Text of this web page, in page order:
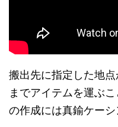
搬出先に指定した地
までアイテムを運ぶ
の作成には真鍮ケーシ